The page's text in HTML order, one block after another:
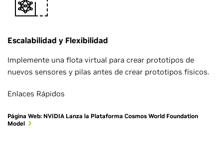
Escalabilidad y Flexibilidad
Implemente una flota virtual para crear prototipos de
nuevos sensores y pilas antes de crear prototipos físicos.
Enlaces Rápidos
Página Web: NVIDIA Lanza la Plataforma Cosmos World Foundation
Model